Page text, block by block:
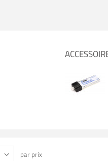
par prix